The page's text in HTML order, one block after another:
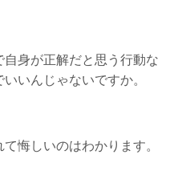
身が正解だと思う行動な
いんじゃないですか。
悔しいのはわかります。